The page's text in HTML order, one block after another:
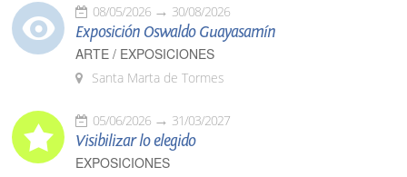
08/05/2026 30/08/2026
Exposición Oswaldo Guayasamín
ARTE / EXPOSICIONES
Santa Marta de Tormes
05/06/2026 31/03/2027
Visibilizar lo elegido
EXPOSICIONES